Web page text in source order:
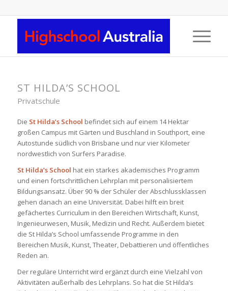
ST HILDA’S SCHOOL
Privatschule
Die St Hilda’s School befindet sich auf einem 14 Hektar
großen Campus mit Gärten und Buschland in Southport, eine
Autostunde südlich von Brisbane und nur vier Kilometer
nordwestlich von Surfers Paradise.
St Hilda’s School hat ein starkes akademisches Programm
und einen fortschrittlichen Lehrplan mit personalisiertem
Bildungsansatz. Über 90 % der Schüler der Abschlussklassen
gehen danach an eine Universität. Dabei hilft ein breit
gefächertes Curriculum in den Bereichen Wirtschaft, Kunst,
Ingenieurwesen, Musik, Medizin und Recht. Außerdem bietet
die St Hilda’s School umfassende Programme in den
Bereichen Musik, Kunst, Theater, Debattieren und öffentliches
Reden an.
Der reguläre Unterricht wird ergänzt durch eine Vielzahl von
Aktivitäten außerhalb des Lehrplans. So hat die St Hilda’s